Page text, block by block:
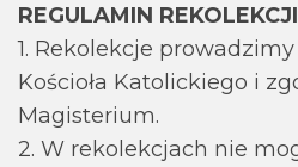
REGULAMIN REKOLEKCJI
1. Rekolekcje
Kościoła Katolickiego i
Magisterium.
2. W rekolekcjach nie